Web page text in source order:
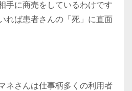
手に商売をしているわけです
れば患者さんの「死」に直面
ネさんは仕事柄多くの利用者